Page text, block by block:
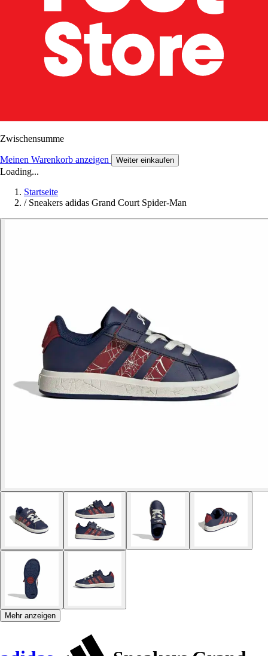
Zwischensumme
Meinen Warenkorb anzeigen Weiter einkaufen
Loading...
Startseite
/ Sneakers adidas Grand Court Spider-Man
Mehr anzeigen